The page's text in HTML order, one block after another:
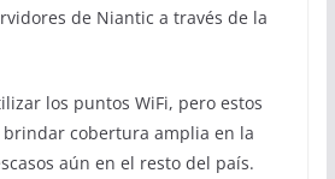
de Niantic a través de la
los puntos WiFi, pero estos
cobertura amplia en la
aún en el resto del país.